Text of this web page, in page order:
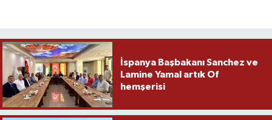
İspanya Başbakanı Sanchez ve
Lamine Yamal artık Of
hemşerisi